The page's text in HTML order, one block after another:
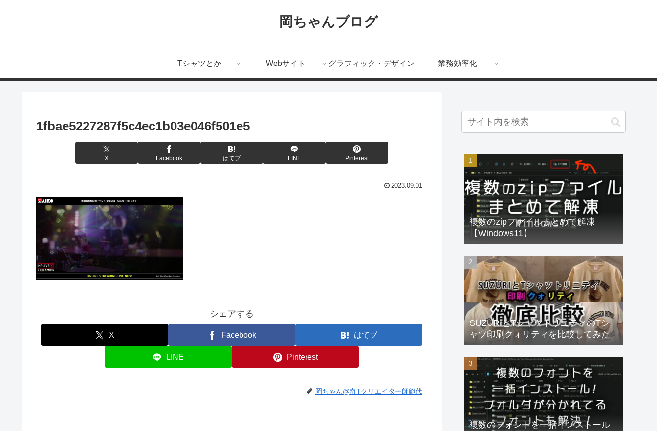
岡ちゃんブログ
Tシャツとか Webサイト グラフィック・デザイン 業務効率化
1fbae5227287f5c4ec1b03e046f501e5
X Facebook はてブ LINE Pinterest
2023.09.01
シェアする
X Facebook はてブ
LINE Pinterest
岡ちゃん@奇Tクリエイター師範代
複数のzipファイルまとめて解凍
【Windows11】
SUZURIとTシャツトリニティのTシ
ャツ印刷クォリティを比較してみた
複数のフォントを一括インストール